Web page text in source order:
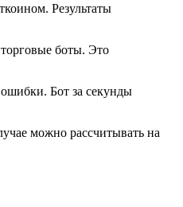
Результаты
боты. Это
Бот за секунды
можно рассчитывать на